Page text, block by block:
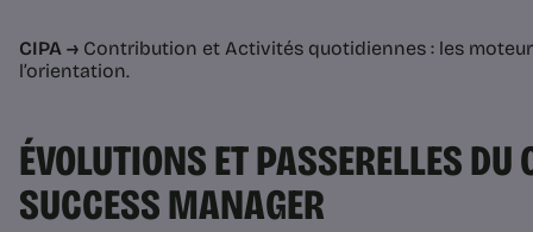
CIPA → Contribution et Activités quotidiennes : les
l’orientation.
ÉVOLUTIONS ET PASSERELLES DU
SUCCESS MANAGER